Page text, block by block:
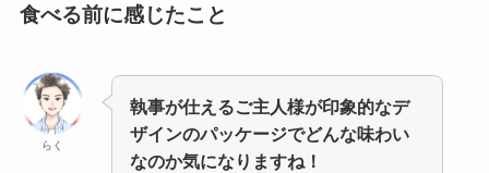
食べる前に感じたこと
らく
執事が仕えるご主人様が印象的なデ
ザインのパッケージでどんな味わい
なのか気になりますね！